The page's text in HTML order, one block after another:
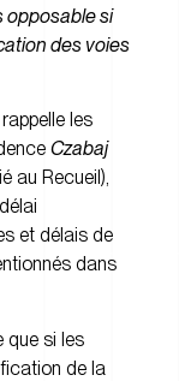
opposable si
des voies
les
Czabaj
au Recueil ),
et délais de
dans
que si les
de la